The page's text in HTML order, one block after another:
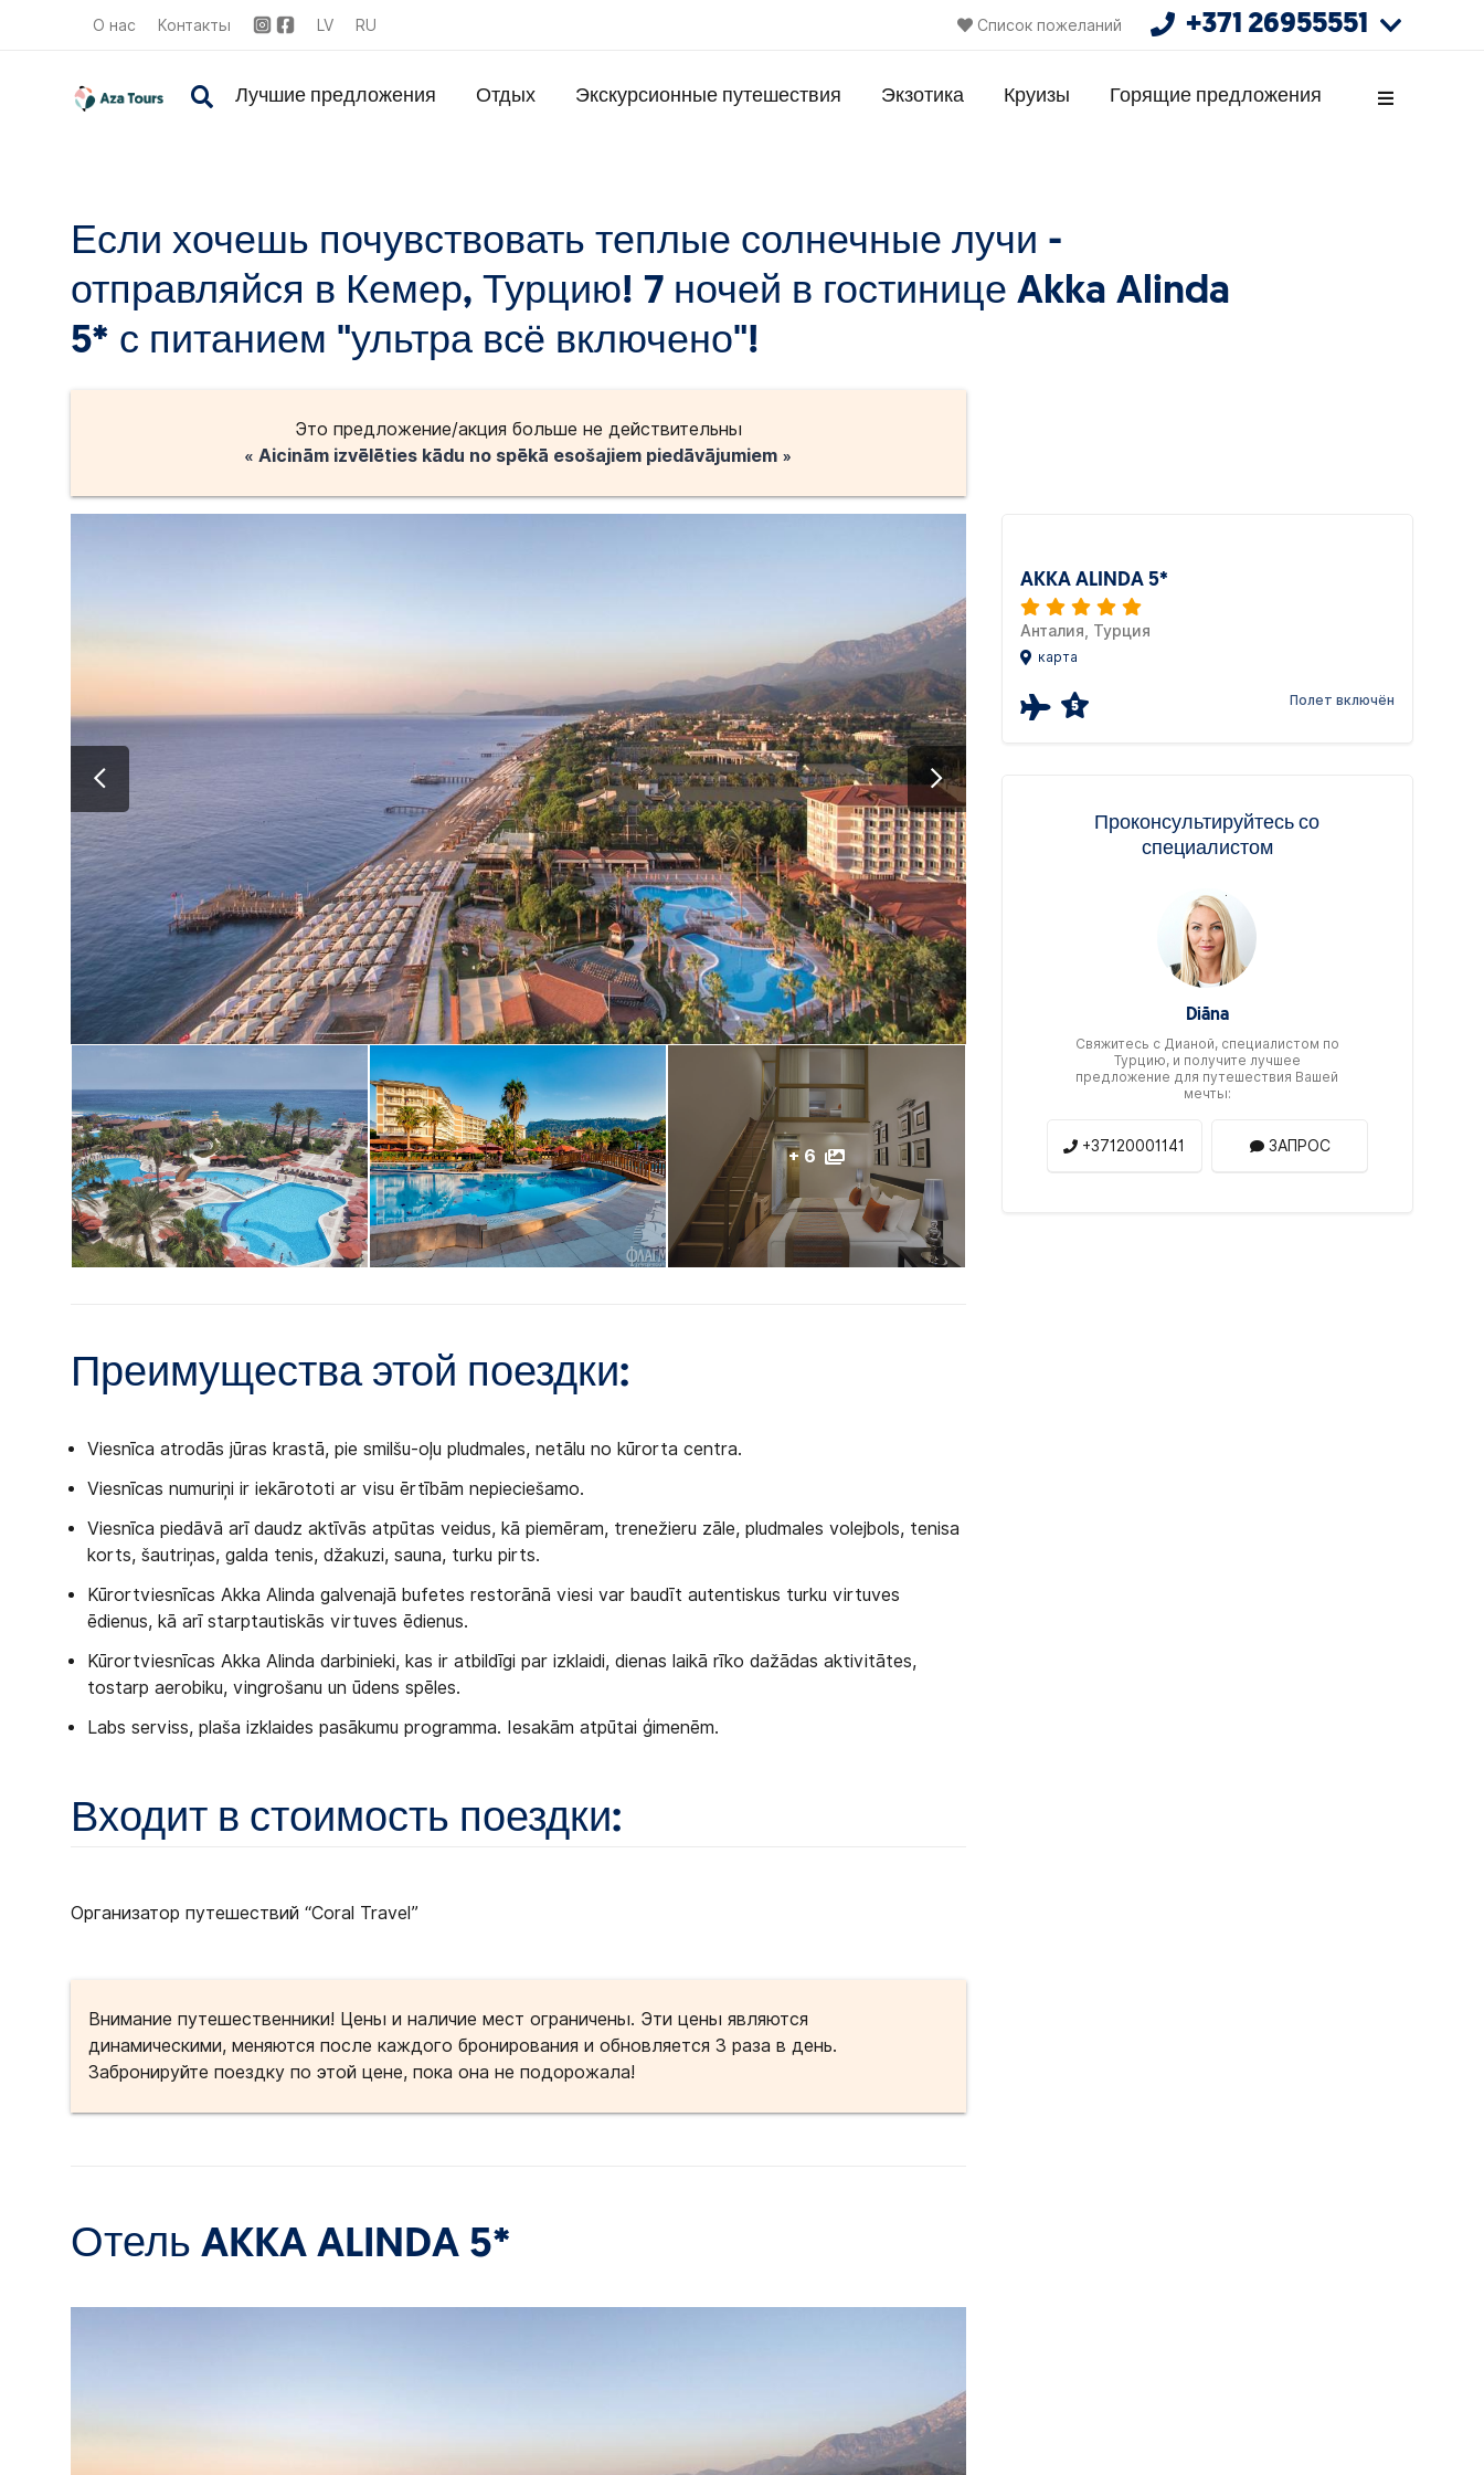
О нас Контакты LV RU Список пожеланий +371 26955551
Лучшие предложения Отдых Экскурсионные путешествия Экзотика Круизы Горящие предложения
Если хочешь почувствовать теплые солнечные лучи -
отправляйся в Кемер, Турцию! 7 ночей в гостинице Akka Alinda
5* с питанием "ультра всё включено"!
Это предложение/акция больше не действительны
« Aicinām izvēlēties kādu no spēkā esošajiem piedāvājumiem »
+ 6
Преимущества этой поездки:
Viesnīca atrodās jūras krastā, pie smilšu-oļu pludmales, netālu no kūrorta centra.
Viesnīcas numuriņi ir iekārototi ar visu ērtībām nepieciešamo.
Viesnīca piedāvā arī daudz aktīvās atpūtas veidus, kā piemēram, trenežieru zāle, pludmales volejbols, tenisa
korts, šautriņas, galda tenis, džakuzi, sauna, turku pirts.
Kūrortviesnīcas Akka Alinda galvenajā bufetes restorānā viesi var baudīt autentiskus turku virtuves
ēdienus, kā arī starptautiskās virtuves ēdienus.
Kūrortviesnīcas Akka Alinda darbinieki, kas ir atbildīgi par izklaidi, dienas laikā rīko dažādas aktivitātes,
tostarp aerobiku, vingrošanu un ūdens spēles.
Labs serviss, plaša izklaides pasākumu programma. Iesakām atpūtai ģimenēm.
Входит в стоимость поездки:
Организатор путешествий “Coral Travel”
Внимание путешественники! Цены и наличие мест ограничены. Эти цены являются
динамическими, меняются после каждого бронирования и обновляется 3 раза в день.
Забронируйте поездку по этой цене, пока она не подорожала!
Отель AKKA ALINDA 5*
AKKA ALINDA 5*
Анталия, Турция
карта
5 Полет включён
Проконсультируйтесь со
специалистом
Diāna
Свяжитесь c Дианой, специалистом по
Турцию, и получите лучшее
предложение для путешествия Вашей
мечты:
+37120001141 ЗАПРОС